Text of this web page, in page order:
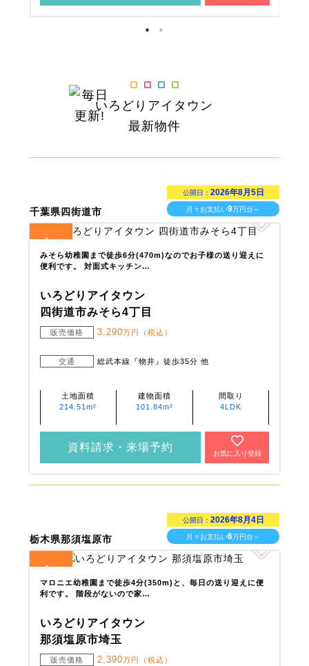
いろどりアイタウン
最新物件
千葉県四街道市
公開日： 2026年8月5日
月々お支払い9万円台～
1
みそら幼稚園まで徒歩6分(470m)なのでお子様の送り迎えに
便利です。 対面式キッチン…
いろどりアイタウン
四街道市みそら4丁目
販売価格 3,290万円（税込）
交通 総武本線『物井』徒歩35分 他
土地面積
214.51m²
建物面積
101.84m²
間取り
4LDK
資料請求・来場予約
お気に入り登録
栃木県那須塩原市
公開日： 2026年8月4日
月々お支払い6万円台～
1
マロニエ幼稚園まで徒歩4分(350m)と、毎日の送り迎えに便
利です。 階段がないので家…
いろどりアイタウン
那須塩原市埼玉
販売価格 2,390万円（税込）